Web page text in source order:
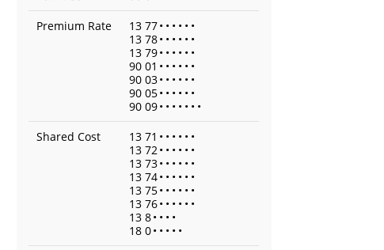
Premium Rate
13 77• • • • • •
13 78• • • • • •
13 79• • • • • •
90 01 • • • • • •
90 03• • • • • •
90 05• • • • • •
90 09• • • • • • •
Shared Cost
13 71 • • • • • •
13 72• • • • • •
13 73• • • • • •
13 74• • • • • •
13 75• • • • • •
13 76• • • • • •
13 8• • • •
18 0• • • • •